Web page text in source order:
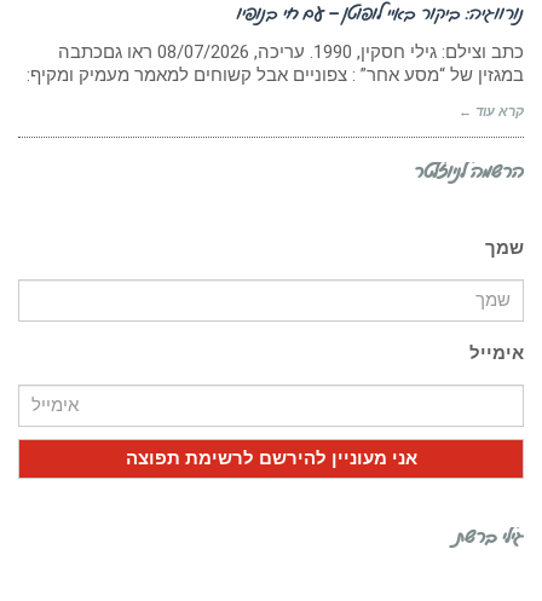
נורווגיה: ביקור באיי לופוטן – עם חי בנופיו
כתב וצילם: גילי חסקין, 1990. עריכה, ‏08/07/2026 ראו גםכתבה
במגזין של “מסע אחר” : צפוניים אבל קשוחים למאמר מעמיק ומקיף:
קרא עוד ←
הרשמה לניוזלטר
שמך
אימייל
גילי ברשת